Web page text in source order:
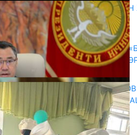
ГЕНДЕРДИК БАСМЫРЛООДОН
ЗОМБУЛУКТАН КОРГОО
07.08.2026
КЫРГЫЗ ТАРЫХЫ ТАСМАДА:
КӨРКӨМ ТАСМАСЫ ЖАРЫК
07.08.2026
ПРЕЗИДЕНТ САДЫР
МАМЛЕКЕТТЕРДИН ӨКМӨТ
ЖОЛУГУШТУ
07.08.2026